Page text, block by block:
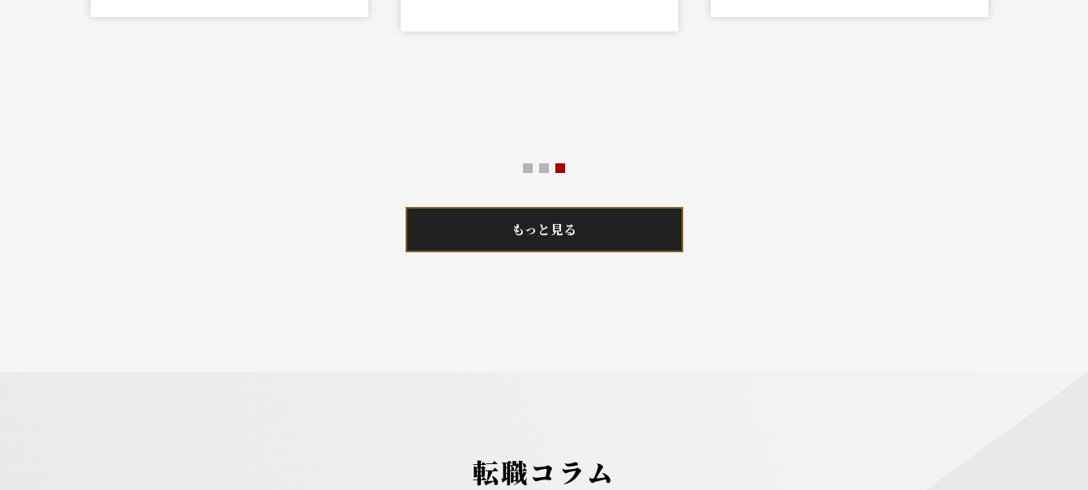
もっと見る
転職コラム